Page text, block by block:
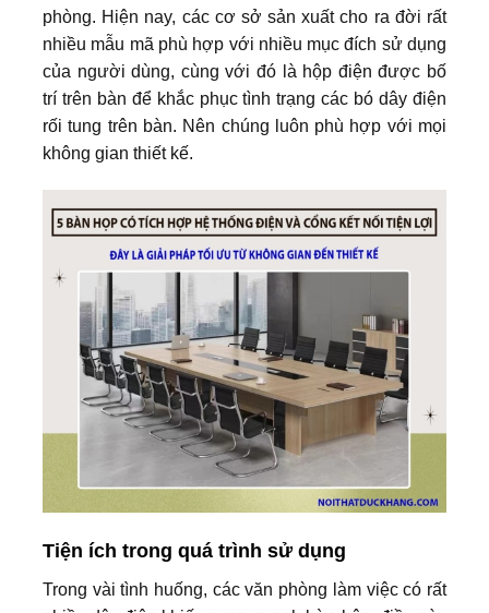
phòng. Hiện nay, các cơ sở sản xuất cho ra đời rất
nhiều mẫu mã phù hợp với nhiều mục đích sử dụng
của người dùng, cùng với đó là hộp điện được bố
trí trên bàn để khắc phục tình trạng các bó dây điện
rối tung trên bàn. Nên chúng luôn phù hợp với mọi
không gian thiết kế.
Tiện ích trong quá trình sử dụng
Trong vài tình huống, các văn phòng làm việc có rất